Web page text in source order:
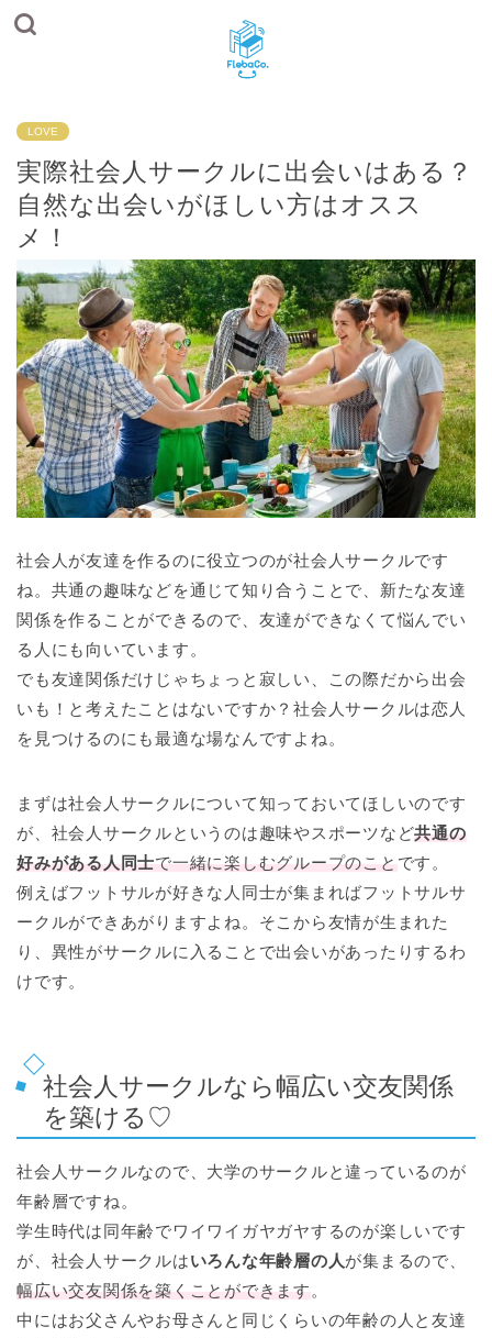
LOVE
実際社会人サークルに出会いはある？
自然な出会いがほしい方はオスス
メ！
社会人が友達を作るのに役立つのが社会人サークルです
ね。共通の趣味などを通じて知り合うことで、新たな友達
関係を作ることができるので、友達ができなくて悩んでい
る人にも向いています。
でも友達関係だけじゃちょっと寂しい、この際だから出会
いも！と考えたことはないですか？社会人サークルは恋人
を見つけるのにも最適な場なんですよね。
まずは社会人サークルについて知っておいてほしいのです
が、社会人サークルというのは趣味やスポーツなど共通の
好みがある人同士で一緒に楽しむグループのこと です。
例えばフットサルが好きな人同士が集まればフットサルサ
ークルができあがりますよね。そこから友情が生まれた
り、異性がサークルに入ることで出会いがあったりするわ
けです。
社会人サークルなら幅広い交友関係
を築ける♡
社会人サークルなので、大学のサークルと違っているのが
年齢層ですね。
学生時代は同年齢でワイワイガヤガヤするのが楽しいです
が、社会人サークルはいろんな年齢層の人が集まるので、
幅広い交友関係を築くことができます 。
中にはお父さんやお母さんと同じくらいの年齢の人と友達